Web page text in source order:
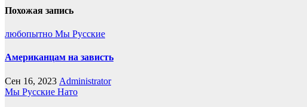
Похожая запись
любопытно Мы Русские
Американцам на зависть
Сен 16, 2023 Administrator
Мы Русские Нато